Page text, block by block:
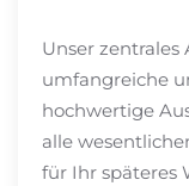
Unser zentrales
umfangreiche
hochwertige
alle
für Ihr späteres